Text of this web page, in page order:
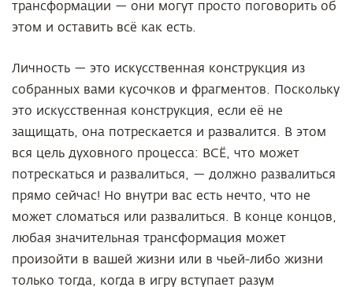
трансформации — они могут просто поговорить об
этом и оставить всё как есть.
Личность — это искусственная конструкция из
собранных вами кусочков и фрагментов. Поскольку
это искусственная конструкция, если её не
защищать, она потрескается и развалится. В этом
вся цель духовного процесса: ВСЁ, что может
потрескаться и развалиться, — должно развалиться
прямо сейчас! Но внутри вас есть нечто, что не
может сломаться или развалиться. В конце концов,
любая значительная трансформация может
произойти в вашей жизни или в чьей-либо жизни
только тогда, когда в игру вступает разум